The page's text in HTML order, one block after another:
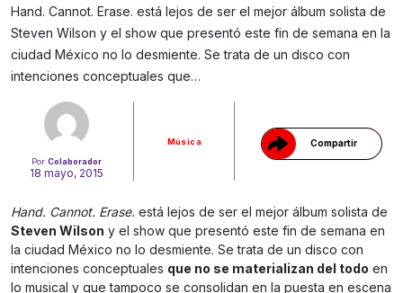
PorColaborador
18 mayo, 2015
Música Compartir
Gracias!
Hand. Cannot. Erase. está lejos de ser el mejor álbum solista de
Steven Wilson y el show que presentó este fin de semana en la
ciudad México no lo desmiente. Se trata de un disco con
intenciones conceptuales que…
Hand. Cannot. Erase. está lejos de ser el mejor álbum solista de
Steven Wilson y el show que presentó este fin de semana en
la ciudad México no lo desmiente. Se trata de un disco con
intenciones conceptuales que no se materializan del todo en
lo musical y que tampoco se consolidan en la puesta en escena